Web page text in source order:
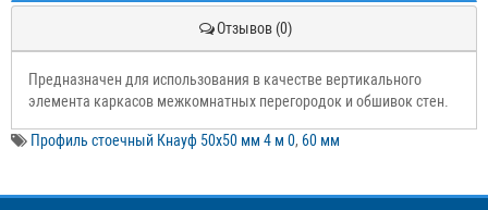
Отзывов (0)
Предназначен для использования в качестве вертикального
элемента каркасов межкомнатных перегородок и обшивок стен.
Профиль стоечный Кнауф 50х50 мм 4 м 0, 60 мм